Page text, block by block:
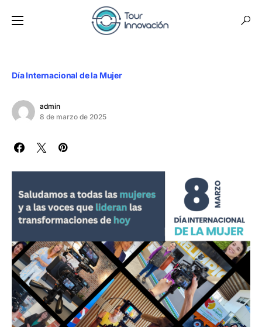
Día Internacional de la Mujer
admin
8 de marzo de 2025